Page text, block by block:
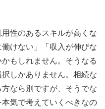
性のあるスキルが高くな
けない」「収入が伸びな
もしれません。そうなる
しかありません。相続な
なら別ですが、そうでな
気で考えていくべきなの